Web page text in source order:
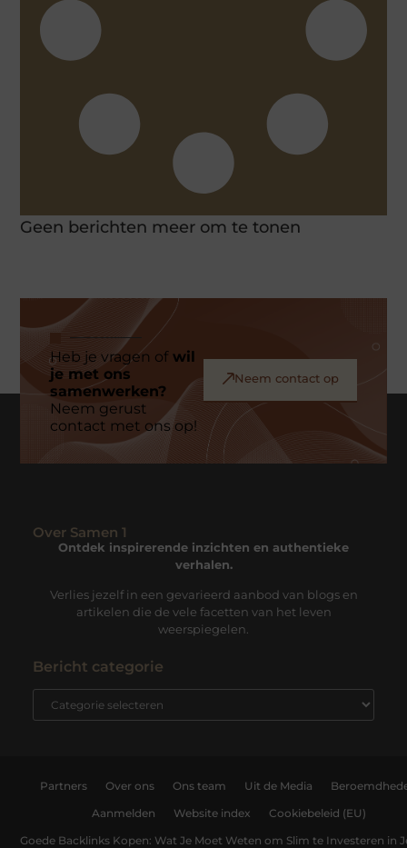
Geen berichten meer om te tonen
Heb je vragen ofwil
je met ons
samenwerken?
Neem gerust
contact met ons op!
Neem contact op
Over Samen 1
Ontdek inspirerende inzichten en authentieke
verhalen.
Verlies jezelf in een gevarieerd aanbod van blogs en
artikelen die de vele facetten van het leven
weerspiegelen.
Bericht categorie
Partners Over ons Ons team Uit de Media
Aanmelden Website index Cookiebeleid (EU)
Goede Backlinks Kopen: Wat Je Moet Weten om Slim te Investeren in